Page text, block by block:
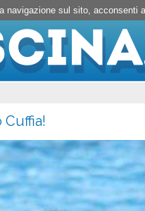
navigazione sul sito, acconsenti